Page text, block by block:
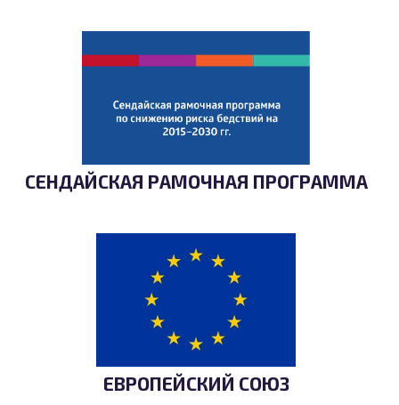
СЕНДАЙСКАЯ РАМОЧНАЯ ПРОГРАММА
ЕВРОПЕЙСКИЙ СОЮЗ